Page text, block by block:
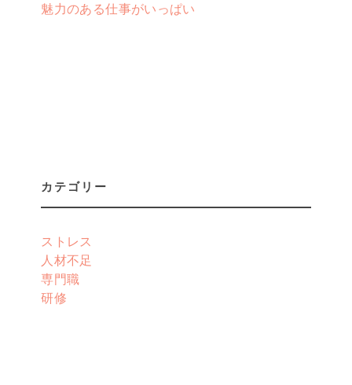
魅力のある仕事がいっぱい
カテゴリー
ストレス
人材不足
専門職
研修